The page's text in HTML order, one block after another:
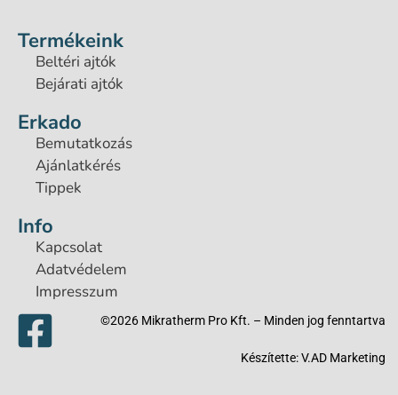
Termékeink
Beltéri ajtók
Bejárati ajtók
Erkado
Bemutatkozás
Ajánlatkérés
Tippek
Info
Kapcsolat
Adatvédelem
Impresszum
©2026 Mikratherm Pro Kft. – Minden jog fenntartva​
Készítette:V.AD Marketing